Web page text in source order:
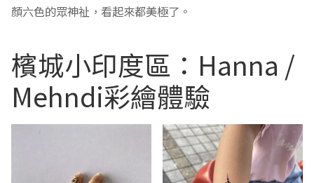
顏六色的眾神祉，看起來都美極了。
檳城小印度區：Hanna /
Mehndi彩繪體驗